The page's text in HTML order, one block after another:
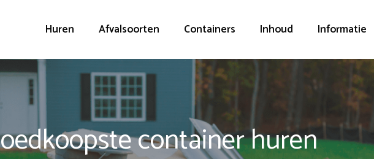
Huren Afvalsoorten Containers Inhoud Informatie
container huren